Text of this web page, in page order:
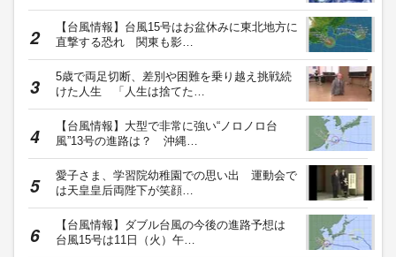
【台風情報】台風15号はお盆休みに東北地方に
直撃する恐れ 関東も影…
5歳で両足切断、差別や困難を乗り越え挑戦続
けた人生 「人生は捨てた…
【台風情報】大型で非常に強い“ノロノロ台
風”13号の進路は？ 沖縄…
愛子さま、学習院幼稚園での思い出 運動会で
は天皇皇后両陛下が笑顔…
【台風情報】ダブル台風の今後の進路予想は
台風15号は11日（火）午…